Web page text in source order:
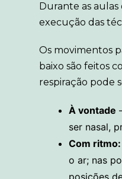
Durante as
execução das
Os movimentos
baixo são feitos
respiração pode
À vontade
ser nasal,
Com ritmo:
o ar; nas